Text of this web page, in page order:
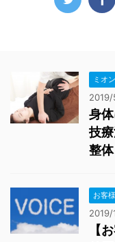
ミオ
身
技
整体
お客
2019/
【